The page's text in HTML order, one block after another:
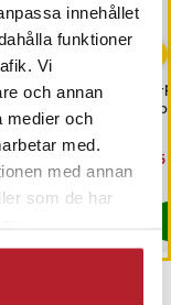
innehållet
funktioner
Vi
och annan
medier och
med.
med annan
som de har
med
för SD, SDHC
inom 1-2 vardagar